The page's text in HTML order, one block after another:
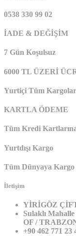
0538 330 99 02
İADE & DEĞİŞİM
7 Gün Koşulsuz
6000 TL ÜZERİ
Yurtiçi Tüm Kargolar
KARTLA ÖDEME
Tüm Kredi
Yurtdışı Kargo
Tüm Dünyaya Kargo
İletişim
YİRİGÖZ
Sulaklı
OF /
+90 462 771 23